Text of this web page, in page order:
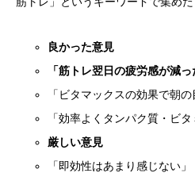
良かった意見
「筋トレ翌日の疲労感が減っ
「ビタマックスの効果で朝の
「効率よくタンパク質・ビ
厳しい意見
「即効性はあまり感じない」